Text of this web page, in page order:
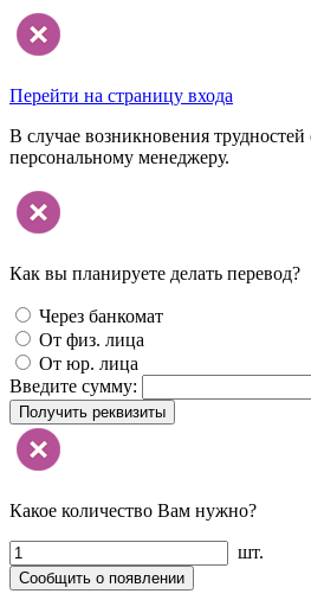
Перейти на страницу входа
В случае возникновения
персональному менеджеру.
Как вы планируете делать перевод?
Через банкомат
От физ. лица
От юр. лица
Введите сумму:
Получить реквизиты
Какое количество Вам нужно?
шт.
Сообщить о появлении